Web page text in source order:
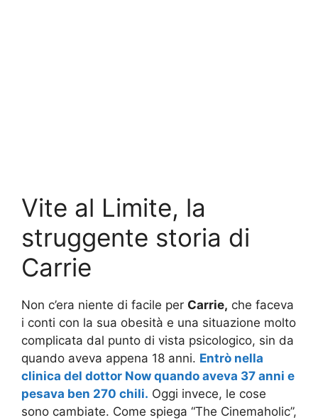
Vite al Limite, la
struggente storia di
Carrie
Non c’era niente di facile per Carrie, che faceva
i conti con la sua obesità e una situazione molto
complicata dal punto di vista psicologico, sin da
quando aveva appena 18 anni. Entrò nella
clinica del dottor Now quando aveva 37 anni e
pesava ben 270 chili. Oggi invece, le cose
sono cambiate. Come spiega “The Cinemaholic”,